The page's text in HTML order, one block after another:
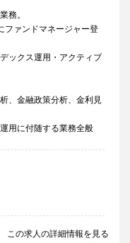
務。
ファンドマネージャー登
ックス運用・アクティブ
、金融政策分析、金利見
用に付随する業務全般
この求人の詳細情報を見る